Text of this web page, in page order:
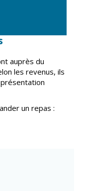
auprès du
les revenus, ils
un repas :